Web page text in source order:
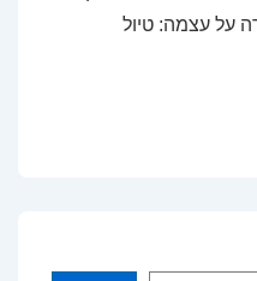
על עצמה: טיול